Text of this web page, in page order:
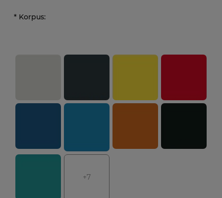
* Korpus:
+7